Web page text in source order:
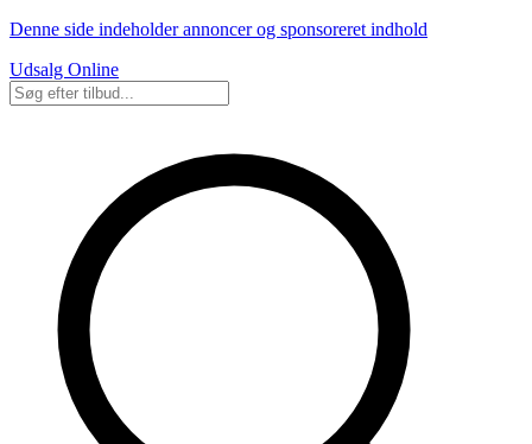
Denne side indeholder annoncer og sponsoreret indhold
Udsalg Online